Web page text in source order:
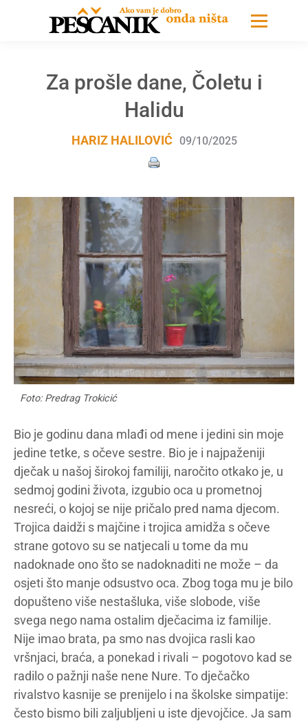
Za prošle dane, Čoletu i
Halidu
HARIZ HALILOVIĆ 09/10/2025
Foto: Predrag Trokicić
Bio je godinu dana mlađi od mene i jedini sin moje
jedine tetke, s očeve sestre. Bio je i najpaženiji
dječak u našoj širokoj familiji, naročito otkako je, u
sedmoj godini života, izgubio oca u prometnoj
nesreći, o kojoj se nije pričalo pred nama djecom.
Trojica daidži s majčine i trojica amidža s očeve
strane gotovo su se natjecali u tome da mu
nadoknade ono što se nadoknaditi ne može – da
osjeti što manje odsustvo oca. Zbog toga mu je bilo
dopušteno više nestašluka, više slobode, više
svega nego nama ostalim dječacima iz familije.
Nije imao brata, pa smo nas dvojica rasli kao
vršnjaci, braća, a ponekad i rivali – pogotovo kad se
radilo o pažnji naše nene Nure. To dječačko
rivalstvo kasnije se prenijelo i na školske simpatije:
često bismo bili zaljubljeni u iste djevojčice. Ja sam